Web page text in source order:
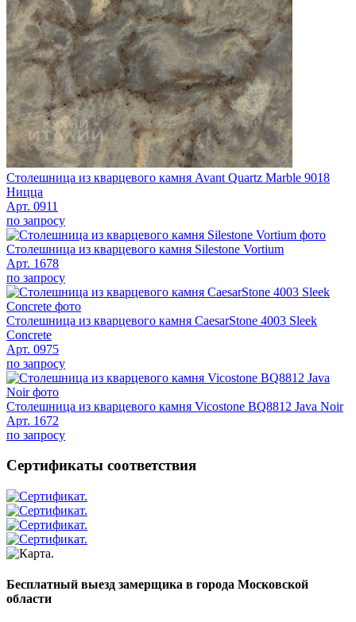
Столешница из кварцевого камня Avant Quartz Marble 9018
Ницца
Арт. 0911
по запросу
Столешница из кварцевого камня Silestone Vortium
Арт. 1678
по запросу
Столешница из кварцевого камня CaesarStone 4003 Sleek
Concrete
Арт. 0975
по запросу
Столешница из кварцевого камня Vicostone BQ8812 Java Noir
Арт. 1672
по запросу
Сертификаты соответствия
Бесплатный выезд замерщика в города Московской
области